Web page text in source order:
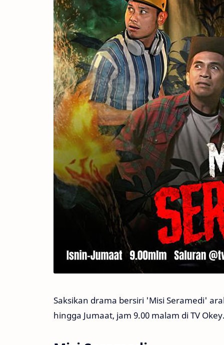
Saksikan drama bersiri 'Misi Seramedi'
hingga Jumaat, jam 9.00 malam di TV